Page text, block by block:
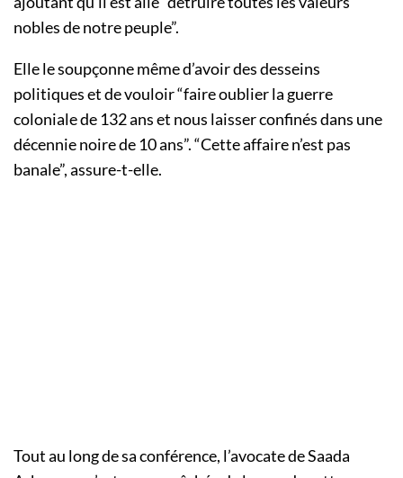
nobles de notre peuple”.
Elle le soupçonne même d’avoir des desseins
politiques et de vouloir “faire oublier la guerre
coloniale de 132 ans et nous laisser confinés dans une
décennie noire de 10 ans”. “Cette affaire n’est pas
banale”, assure-t-elle.
Tout au long de sa conférence, l’avocate de Saada